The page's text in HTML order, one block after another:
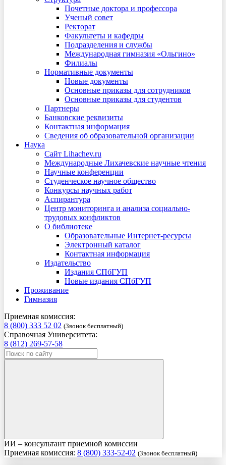
Почетные доктора и профессора
Ученый совет
Ректорат
Факультеты и кафедры
Подразделения и службы
Международная гимназия «Ольгино»
Филиалы
Нормативные документы
Новые документы
Основные приказы для сотрудников
Основные приказы для студентов
Партнеры
Банковские реквизиты
Контактная информация
Сведения об образовательной организации
Наука
Сайт Lihachev.ru
Международные Лихачевские научные чтения
Научные конференции
Студенческое научное общество
Конкурсы научных работ
Аспирантура
Центр мониторинга и анализа социально-
трудовых конфликтов
О библиотеке
Образовательные Интернет-ресурсы
Электронный каталог
Контактная информация
Издательство
Издания СПбГУП
Новые издания СПбГУП
Проживание
Гимназия
Приемная комиссия:
8 (800) 333 52 02 (Звонок бесплатный)
Справочная Университета:
8 (812) 269-57-58
ИИ – консультант приемной комиссии
Приемная комиссия: 8 (800) 333-52-02 (Звонок бесплатный)